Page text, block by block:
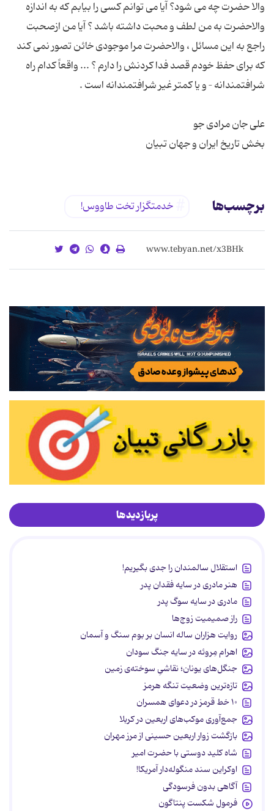
والا حضرت چه می شود؟ آیا می توانم كسی را بیابم كه به اندازه
والاحضرت به من لطف و محبت داشته باشد ؟ آیا من ازصحبت
راجع به این مسائل ، والاحضرت مرا موجودی خائن تصور نمی كند
كه برای حفظ خودم قصد فدا كردنش را دارم ؟ ... واقعاً كدام راه
بخش تاریخ ایران و جهان تبیان
برچسب‌ها خدمتگزار تخت طاووس!
پربازدیدها
استقلال سالمندان را جدی بگیریم!
هنر مادری در سایه‌ فقدان پدر
مادری در سایه سوگ پدر
راز صمیمیت زوج‌ها
روایت هزاران ساله انسان بر بوم سنگ و آسمان
اهرام مِروئه در سایه جنگ سودان
جنگل‌های یونان؛ نقاشیِ سوخته‌ی زمین
تازه‌ترین وضعیت تنگه هرمز
۱۰ خط قرمز در دعوای همسران
جمع‌آوری موکب‌های اربعین در کربلا
بازگشت زوار اربعین حسینی از مرز مهران
شاه کلید دوستی با حضرت امیر
اوکراین سند منگوله‌دار آمریکا!
آگاهی بدون فرسودگی
فرمول شکست پنتاگون